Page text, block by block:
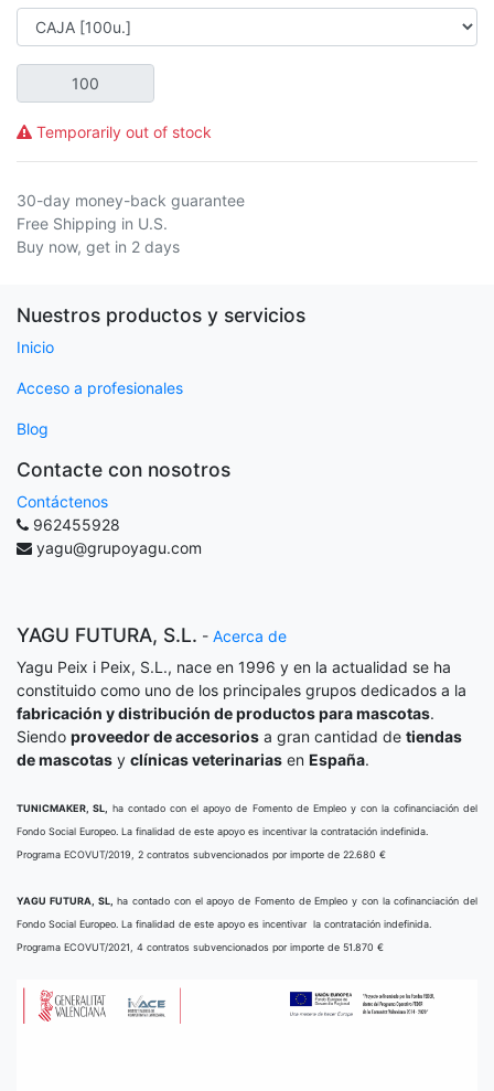
Temporarily out of stock
30-day money-back guarantee
Free Shipping in U.S.
Buy now, get in 2 days
Nuestros productos y servicios
Inicio
Acceso a profesionales
Blog
Contacte con nosotros
Contáctenos
962455928
yagu@grupoyagu.com
YAGU FUTURA, S.L. - Acerca de
Yagu Peix i Peix, S.L., nace en 1996 y en la actualidad se ha
constituido como uno de los principales grupos dedicados a la
fabricación y distribución de productos para mascotas.
Siendo proveedor de accesorios a gran cantidad de tiendas
de mascotas y clínicas veterinarias en España.
TUNICMAKER, SL,
ha contado con el apoyo de Fomento de Empleo y con la cofinanciación del
Fondo Social Europeo. La finalidad de este apoyo es incentivar la contratación indefinida.
Programa ECOVUT/2019, 2 contratos subvencionados por importe de 22.680 €
YAGU FUTURA, SL,
ha contado con el apoyo de Fomento de Empleo y con la cofinanciación del
Fondo Social Europeo. La finalidad de este apoyo es incentivar la contratación indefinida.
Programa ECOVUT/2021, 4 contratos subvencionados por importe de 51.870 €